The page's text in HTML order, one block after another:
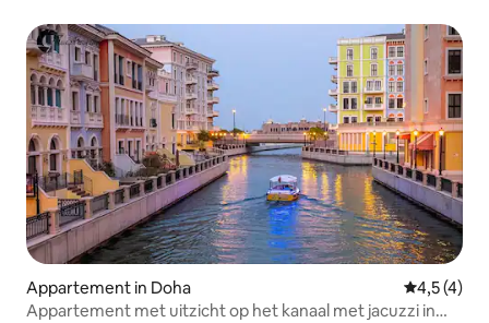
Appartement in Doha
4,5 (4)
Appartement met uitzicht op het kanaal met jacuzzi in